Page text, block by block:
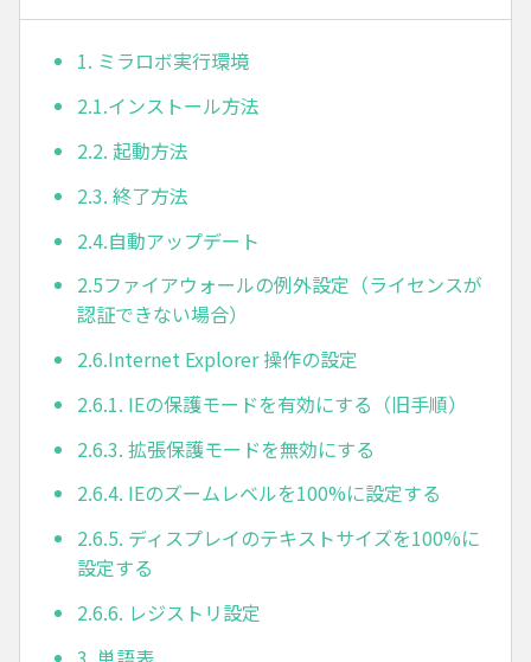
1. ミラロボ実行環境
2.1.インストール方法
2.2. 起動方法
2.3. 終了方法
2.4.自動アップデート
2.5ファイアウォールの例外設定（ライセンスが
認証できない場合）
2.6.Internet Explorer 操作の設定
2.6.1. IEの保護モードを有効にする（旧手順）
2.6.3. 拡張保護モードを無効にする
2.6.4. IEのズームレベルを100%に設定する
2.6.5. ディスプレイのテキストサイズを100%に
設定する
2.6.6. レジストリ設定